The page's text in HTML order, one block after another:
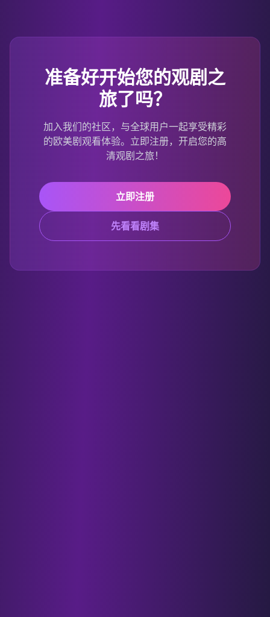
准备好开始您的观剧之
旅了吗？
加入我们的社区，与全球用户一起享受精彩
的欧美剧观看体验。立即注册，开启您的高
清观剧之旅！
立即注册
先看看剧集